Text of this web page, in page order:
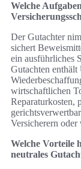
Welche
Der Gutachter
sichert
ein ausführliches
Gutachten enthält
wirtschaftlichen
Reparaturkosten,
Versicherern
Welche Vorteile
neutrales